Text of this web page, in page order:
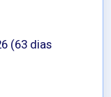
(63 dias